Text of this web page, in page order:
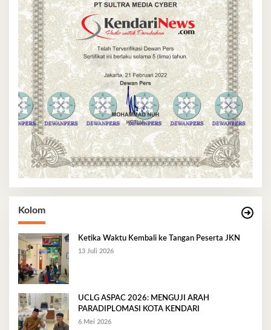
Kolom
Ketika Waktu Kembali ke Tangan Peserta JKN
13 Juli 2026
UCLG ASPAC 2026: MENGUJI ARAH
PARADIPLOMASI KOTA KENDARI
6 Mei 2026